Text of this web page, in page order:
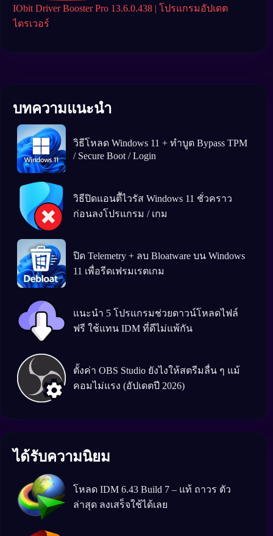
IObit Driver Booster Pro 13.6.0.438 | โปรแกรมอัปเดต
ไดรเวอร์
บทความแนะนำ
วิธีโหลด Windows 11 + ทำบูต Bypass TPM
/ Secure Boot / Login
วิธีปิดแอนตีัไวรัส Windows 11 ชั่วคราว
ก่อนลงโปรแกรม / เกม
ปิด Telemetry + ลบ Bloatware บน Windows
11 เพื่อรีดเฟรมเรตเกม
แนะนำ 5 โปรแกรมช่วยดาวน์โหลดไฟล์
ฟรี ใช้แทน IDM ที่ดีไม่แพ้กัน
ตั้งค่า OBS Studio ยังไงให้สตรีมลื่น ๆ แม้
คอมไม่แรง (อัปเดตปี 2026)
ได้รับความนิยม
โหลด IDM 6.43 Build 7 – แท้ ถาวร ตัว
ล่าสุด ลงเสร็จใช้ได้เลย